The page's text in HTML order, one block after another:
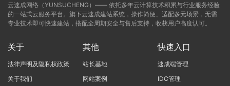
云速成网络（YUNSUCHENG）—— 依托多年云计算技术积累与行业服务经验
的一站式云服务平台。旗下云速成建站系统，操作简便、适配多元场景，无需
专业技术即可快速建站，搭配全周期安全与售后支持，收获用户高度认可。
关于
法律声明及隐私权政策
关于我们
其他
站长基地
网站案例
快速入口
速成端管理
IDC管理